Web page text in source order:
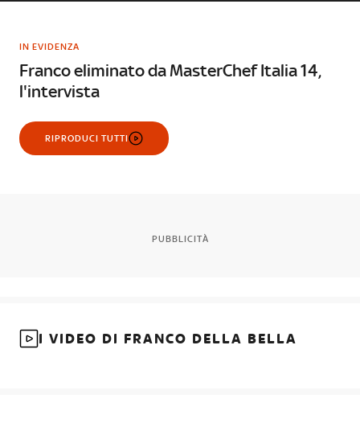
IN EVIDENZA
Franco eliminato da MasterChef Italia 14,
l'intervista
RIPRODUCI TUTTI
PUBBLICITÀ
I VIDEO DI FRANCO DELLA BELLA